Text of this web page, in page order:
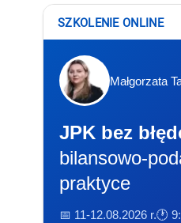
SZKOLENIE ONLINE
Małgorzata
JPK bez
bilansowo-
praktyce
📅 11-12.08.2026 r.🕐